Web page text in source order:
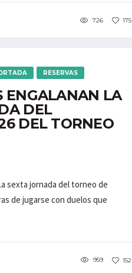
726 175
RESERVAS
ENGALANAN LA
DEL
DEL TORNEO
sexta jornada del torneo de
de jugarse con duelos que
959 152